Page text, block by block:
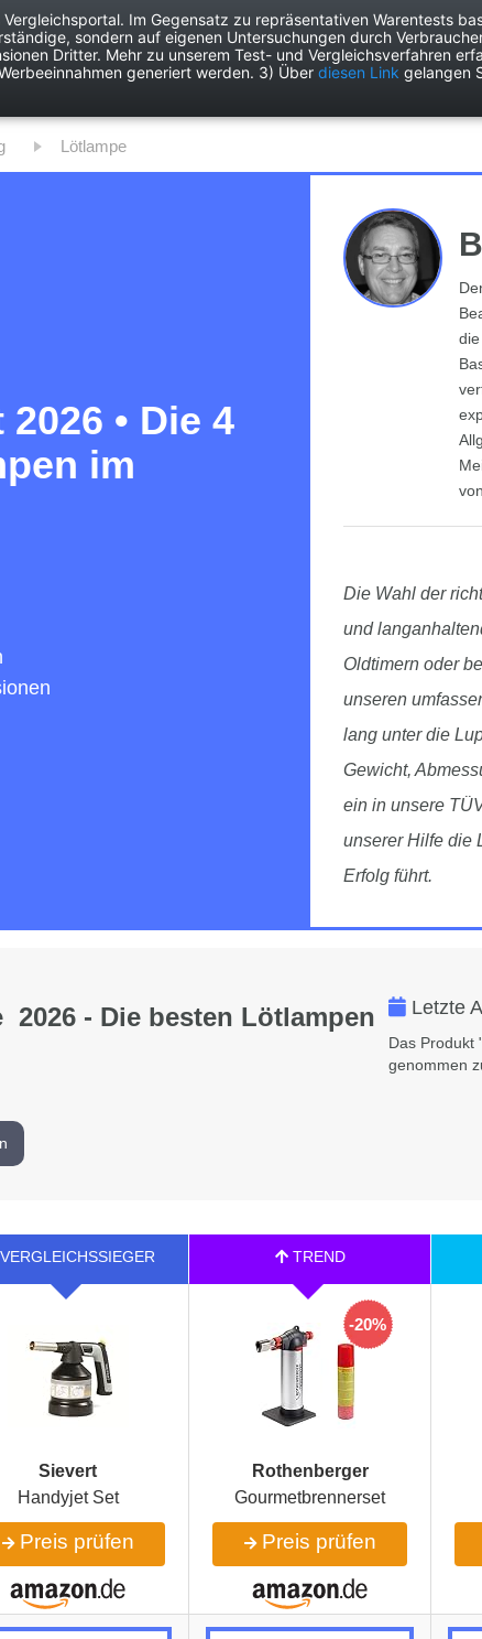
Drogerie Elektronik Freizeit Garten Haushalt
Lötlampe
• Die 4
im
Die Wahl der
und
Oldtimern oder
unseren
lang unter die
Gewicht,
ein in unsere
unserer Hilfe die
Erfolg führt.
- Die besten Lötlampen
Letzte
Das Produkt
genommen
-20%
Sievert Rothenberger
Handyjet Set
Gourmetbrennerset
Preis prüfen Preis prüfen
Im Gegensatz zu repräsentativen Warentests
sondern auf eigenen Untersuchungen durch
Dritter. Mehr zu unserem Test- und Vergleichsverfahren
generiert werden. 3) Überdiesen Link gelangen